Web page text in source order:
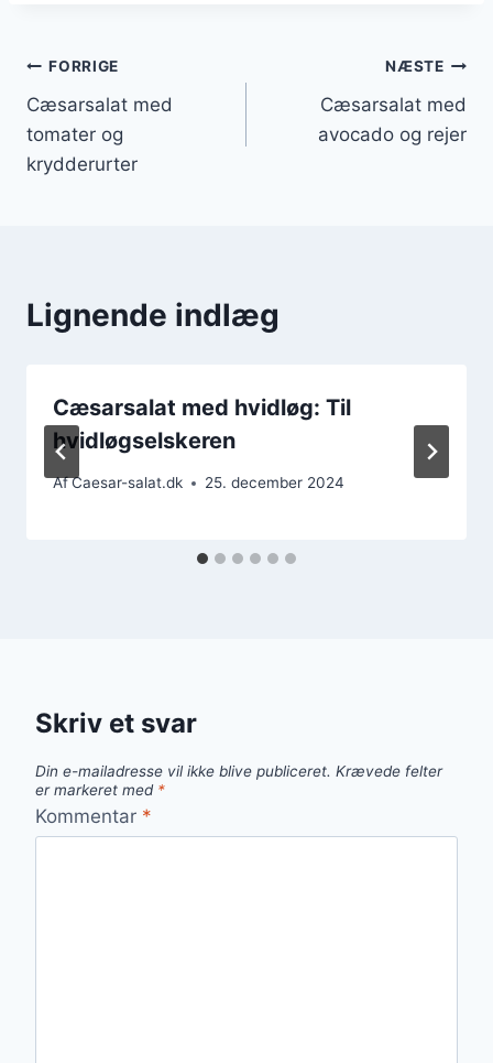
Indlægsnavigation
FORRIGE
Cæsarsalat med
tomater og
krydderurter
NÆSTE
Cæsarsalat med
avocado og rejer
Lignende indlæg
Cæsarsalat med hvidløg: Til
hvidløgselskeren
AfCaesar-salat.dk 25. december 2024
Skriv et svar
Din e-mailadresse vil ikke blive publiceret. Krævede felter
er markeret med *
Kommentar *